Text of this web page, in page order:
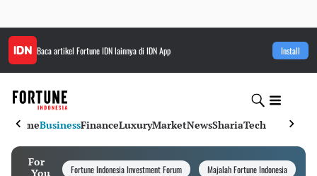
Baca artikel Fortune IDNlainnya di IDN App Install
HomeBusinessFinanceLuxuryMarketNewsShariaTech
For
You
Fortune Indonesia Investment Forum Majalah Fortune Indonesia